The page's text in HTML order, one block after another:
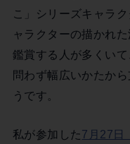
こ」シリーズキャラ
ャラクターの描かれ
鑑賞する人が多くい
問わず幅広いかたか
うです。
私が参加した7月27日